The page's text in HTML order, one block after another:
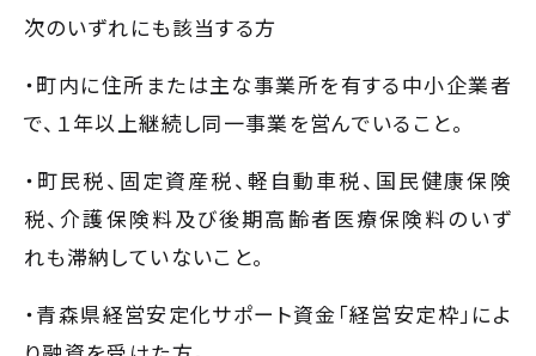
次のいずれにも該当する方
・町内に住所または主な事業所を有する中小企業者
で、１年以上継続し同一事業を営んでいること。
・町民税、固定資産税、軽自動車税、国民健康保険
税、介護保険料及び後期高齢者医療保険料のいず
れも滞納していないこと。
・青森県経営安定化サポート資金「経営安定枠」によ